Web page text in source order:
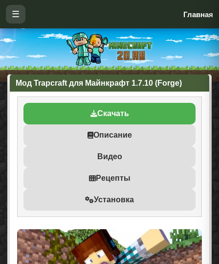
☰ Главная
Мод Trapcraft для Майнкрафт 1.7.10 (Forge)
Скачать
Описание
Видео
Рецепты
Установка